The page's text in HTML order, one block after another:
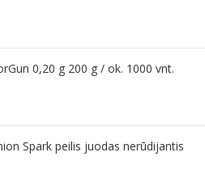
0,20 g 200 g / ok. 1000 vnt.
Spark peilis juodas nerūdijantis